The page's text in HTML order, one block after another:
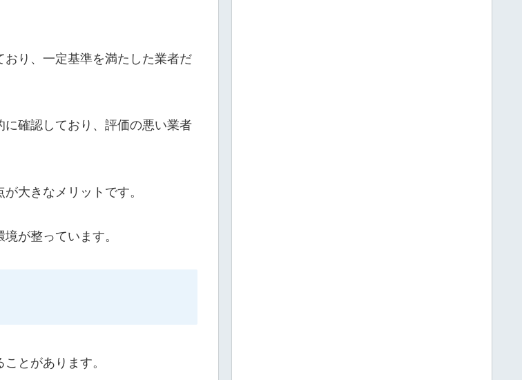
り、一定基準を満たした業者だ
確認しており、評価の悪い業者
大きなメリットです。
が整っています。
とがあります。